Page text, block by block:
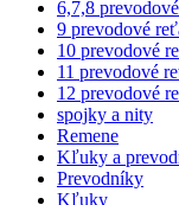
6,7,8
9 prevodové
10 prevodové
11 prevodové
12 prevodové
spojky a nity
Remene
Kľuky a
Prevodníky
Kľuky